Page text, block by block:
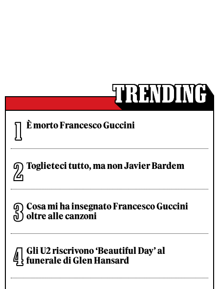
È morto Francesco Guccini
Toglieteci tutto, ma non Javier Bardem
Cosa mi ha insegnato Francesco Guccini
oltre alle canzoni
Gli U2 riscrivono ‘Beautiful Day’ al
funerale di Glen Hansard